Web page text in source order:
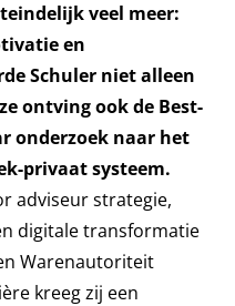
veel meer:
en
Schuler niet alleen
ontving ook de Best-
onderzoek naar het
privaat systeem.
adviseur strategie,
digitale transformatie
Warenautoriteit
kreeg zij een